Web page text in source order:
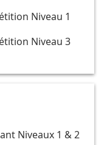
Niveau 1
Niveau 3
Niveaux 1 & 2